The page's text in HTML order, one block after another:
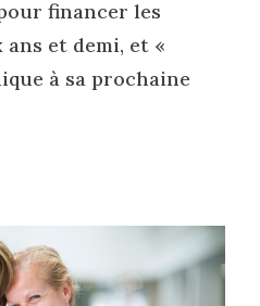
financer les
et demi, et «
à sa prochaine